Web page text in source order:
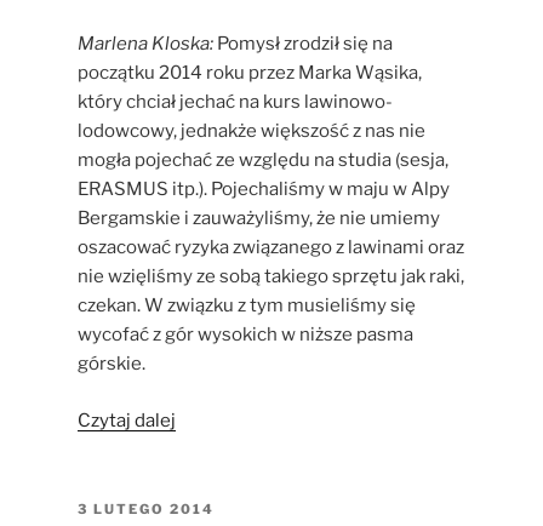
Marlena Kloska:Pomysł zrodził się na
początku 2014 roku przez Marka Wąsika,
który chciał jechać na kurs lawinowo-
lodowcowy, jednakże większość z nas nie
mogła pojechać ze względu na studia (sesja,
ERASMUS itp.). Pojechaliśmy w maju w Alpy
Bergamskie i zauważyliśmy, że nie umiemy
oszacować ryzyka związanego z lawinami oraz
nie wzięliśmy ze sobą takiego sprzętu jak raki,
czekan. W związku z tym musieliśmy się
wycofać z gór wysokich w niższe pasma
górskie.
Czytaj dalej„Po
zimowej”
OPUBLIKOWANE
3 LUTEGO 2014